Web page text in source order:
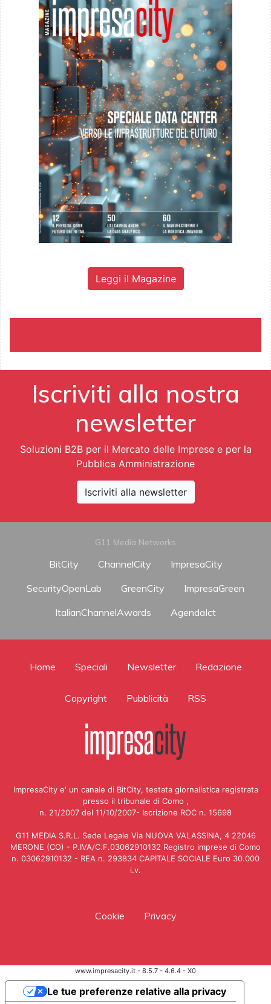
Leggi il Magazine
Iscriviti alla nostra
newsletter
Soluzioni B2B per il Mercato delle Imprese e per la
Pubblica Amministrazione
Iscriviti alla newsletter
G11 Media Networks
BitCity ChannelCity
ImpresaCity
SecurityOpenLab
GreenCity
ImpresaGreen
ItalianChannelAwards
AgendaIct
Home Speciali Newsletter Redazione
Copyright Pubblicità RSS
ImpresaCity e' un canale di BitCity, testata giornalistica registrata
presso il tribunale di Como ,
n. 21/2007 del 11/10/2007- Iscrizione ROC n. 15698
G11 MEDIA S.R.L. Sede Legale Via NUOVA VALASSINA, 4 22046
MERONE (CO) - P.IVA/C.F.03062910132 Registro imprese di Como
n. 03062910132 - REA n. 293834 CAPITALE SOCIALE Euro 30.000
i.v.
Cookie Privacy
www.impresacity.it - 8.5.7 - 4.6.4 - X0
Le tue preferenze relative alla privacy